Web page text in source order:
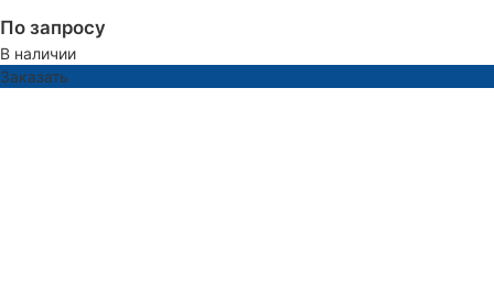
По запросу
В наличии
Заказать